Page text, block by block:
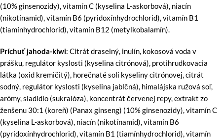
(10% ginsenozidy), vitamín C (kyselina L-askorbová), niacín
(nikotínamid), vitamín B6 (pyridoxínhydrochlorid), vitamín B1
(tiamínhydrochlorid), vitamín B12 (metylkobalamín).
Príchuť jahoda-kiwi: Citrát draselný, inulín, kokosová voda v
prášku, regulátor kyslosti (kyselina citrónová), protihrudkovacia
látka (oxid kremičitý), horečnaté soli kyseliny citrónovej, citrát
sodný, regulátor kyslosti (kyselina jablčná), himalájska ružová soľ,
arómy, sladidlo (sukralóza), koncentrát červenej repy, extrakt zo
ženšenu 30:1 (koreň) (Panax ginseng) (10% ginsenozidy), vitamín C
(kyselina L-askorbová), niacín (nikotínamid), vitamín B6
(pyridoxínhydrochlorid), vitamín B1 (tiamínhydrochlorid), vitamín